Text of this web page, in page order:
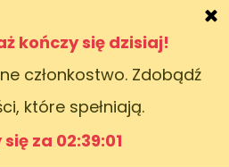
kończy się dzisiaj!
członkostwo. Zdobądź
które spełniają.
za 02:38:59